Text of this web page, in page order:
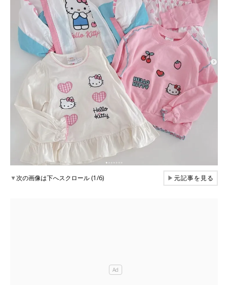
▼次の画像は下へスクロール (1/6) ▶元記事を見る